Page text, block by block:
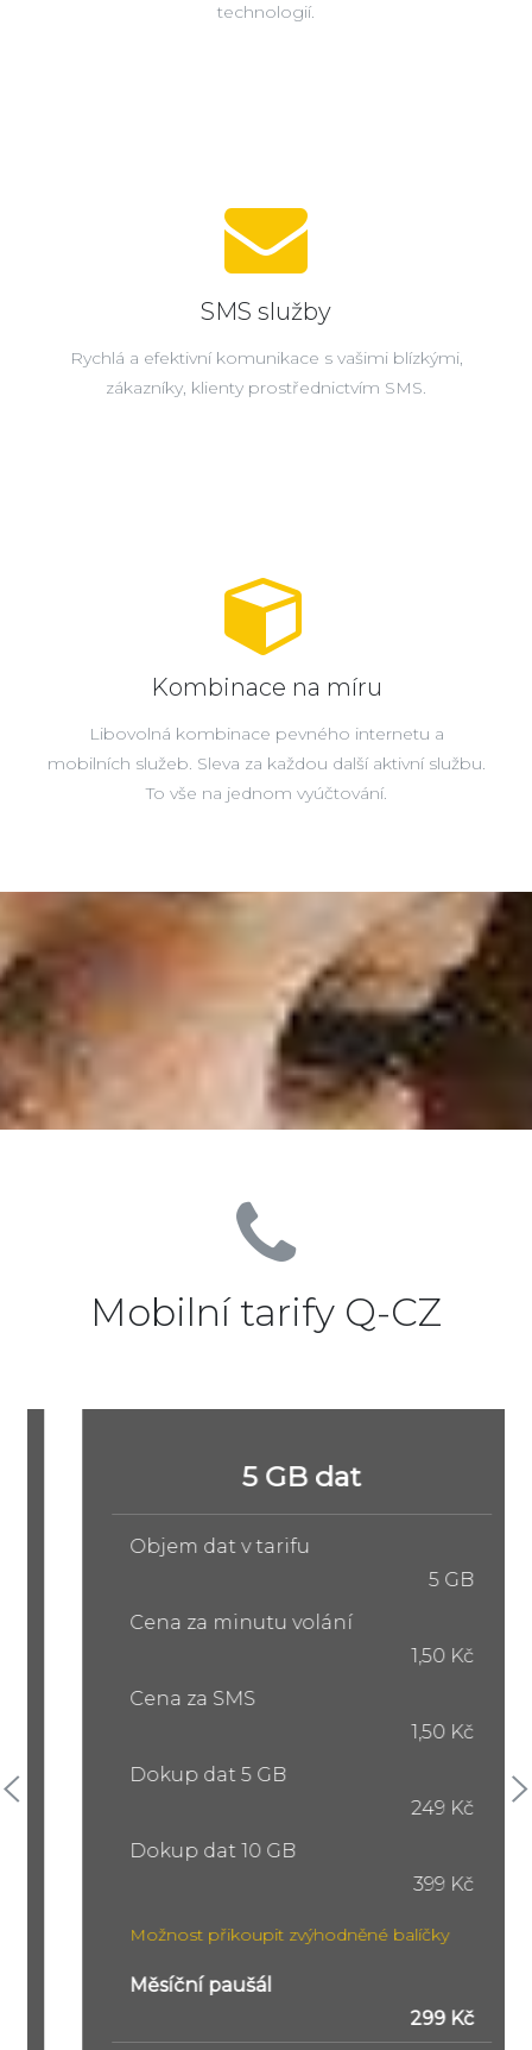
technologií.
SMS služby
Rychlá a efektivní komunikace s vašimi blízkými,
zákazníky, klienty prostřednictvím SMS.
Kombinace na míru
Libovolná kombinace pevného internetu a
mobilních služeb. Sleva za každou další aktivní službu.
To vše na jednom vyúčtování.
Mobilní tarify Q-CZ
5 GB dat
Objem dat v tarifu
5 GB
Cena za minutu volání
1,50 Kč
Cena za SMS
1,50 Kč
Dokup dat 5 GB
249 Kč
Dokup dat 10 GB
399 Kč
Možnost přikoupit zvýhodněné balíčky
Měsíční paušál
299 Kč